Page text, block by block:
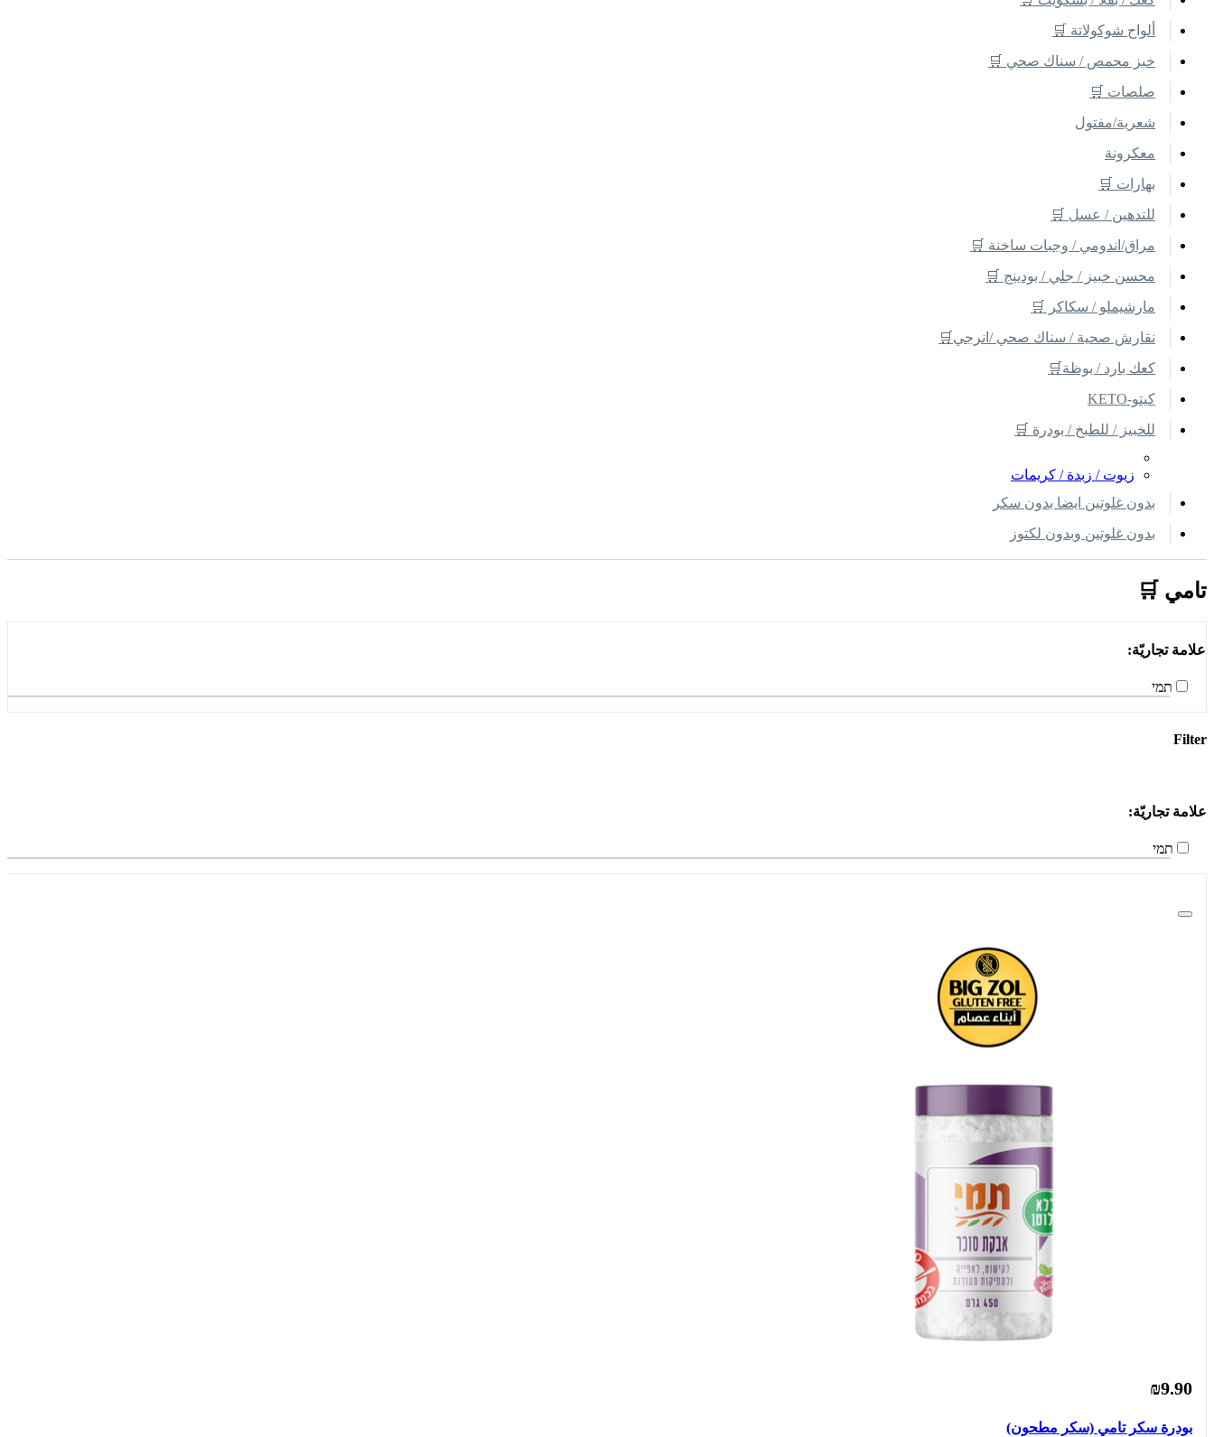
ألواح شوكولاتة 🛒
خبز محمص / سناك صحي 🛒
صلصات 🛒
شعرية/مفتول
معكرونة
بهارات 🛒
للتدهين / عسل 🛒
مراق/اندومي / وجبات ساخنة 🛒
محسن خبيز / جلي / بودينج 🛒
مارشيملو / سكاكر 🛒
نقارش صحية / سناك صحي /انرجي🛒
كعك بارد / بوظة🛒
كيتو-KETO
للخبيز / للطبخ / بودرة 🛒
زيوت / زبدة / كريمات
بدون غلوتين ايضا بدون سكر
بدون غلوتين وبدون لكتوز
تامي 🛒
علامة تجاريّة:
תמי
Filter
علامة تجاريّة:
תמי
₪9.90
بودرة سكر تامي (سكر مطحون)